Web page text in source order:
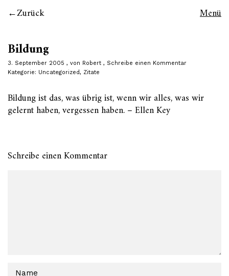
Zurück Menü
Bildung
3. September 2005 von Robert
Schreibe einen Kommentar
Kategorie: Uncategorized, Zitate
Bildung ist das, was übrig ist, wenn wir alles, was wir
gelernt haben, vergessen haben. – Ellen Key
Schreibe einen Kommentar